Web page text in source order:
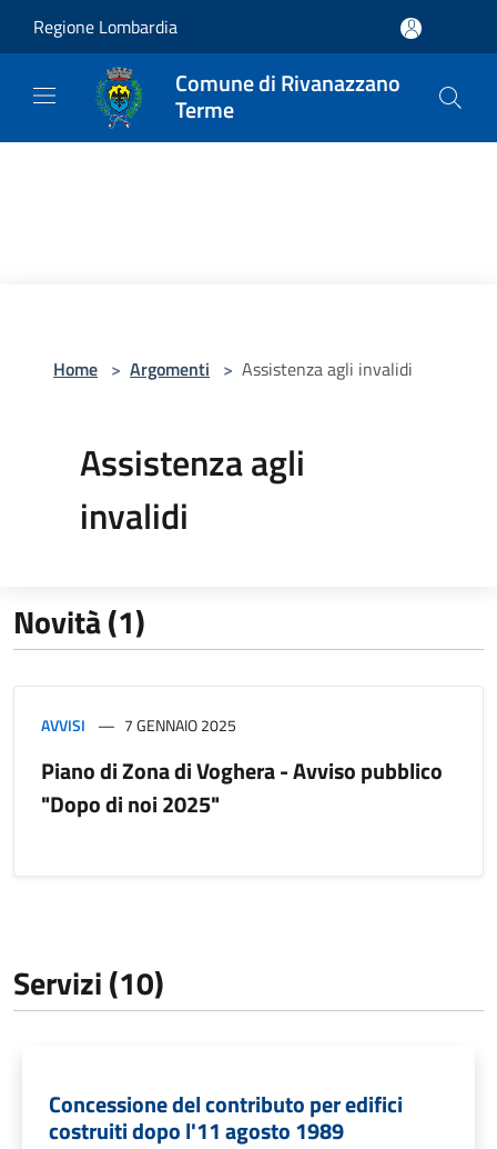
Regione Lombardia
Comune di Rivanazzano
Terme
Home > Argomenti > Assistenza agli invalidi
Assistenza agli
invalidi
Novità (1)
AVVISI 7 GENNAIO 2025
Piano di Zona di Voghera - Avviso pubblico
"Dopo di noi 2025"
Servizi (10)
Concessione del contributo per edifici
costruiti dopo l'11 agosto 1989